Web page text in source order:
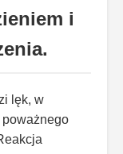
i
lęk, w